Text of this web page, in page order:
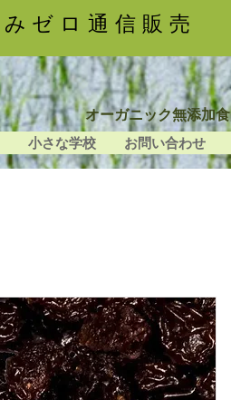
ゼロ通信販売
小さな学校 お問い合わせ
オーガニック無添加